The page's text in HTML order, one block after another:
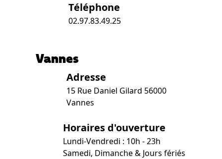
Téléphone
02.97.83.49.25
Vannes
Adresse
15 Rue Daniel Gilard 56000
Vannes
Horaires d'ouverture
Lundi-Vendredi : 10h - 23h
Samedi, Dimanche & Jours fériés